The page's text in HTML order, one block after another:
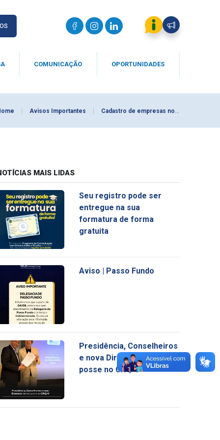
COMUNICAÇÃO OPORTUNIDADES
Avisos Importantes Cadastro de empresas no MEU CRQ-V - Dados necessários
MAIS LIDAS
Seu registro pode ser
entregue na sua
formatura de forma
gratuita
Aviso | Passo Fundo
Presidência, Conselheiros
e nova Diretoria tomam
posse no CRQ-V